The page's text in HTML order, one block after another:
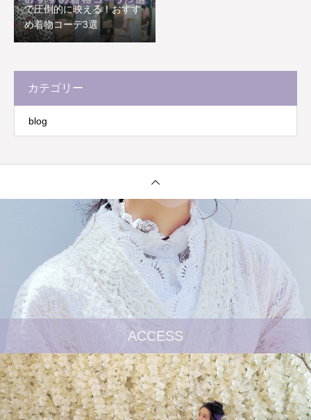
で圧倒的に映える！おすす
め着物コーデ3選
カテゴリー
blog
ACCESS